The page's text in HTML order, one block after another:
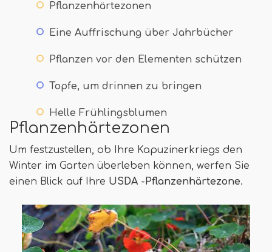
Pflanzenhärtezonen
Eine Auffrischung über Jahrbücher
Pflanzen vor den Elementen schützen
Topfe, um drinnen zu bringen
Helle Frühlingsblumen
Pflanzenhärtezonen
Um festzustellen, ob Ihre Kapuzinerkriegs den
Winter im Garten überleben können, werfen Sie
einen Blick auf Ihre USDA -Pflanzenhärtezone.